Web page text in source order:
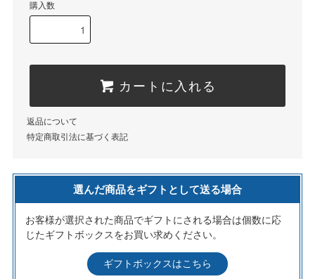
購入数
カートに入れる
返品について
特定商取引法に基づく表記
選んだ商品をギフトとして送る場合
お客様が選択された商品でギフトにされる場合は個数に応
じたギフトボックスをお買い求めください。
ギフトボックスはこちら